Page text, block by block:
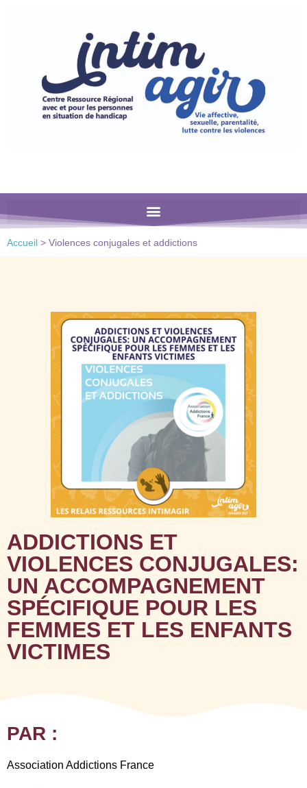
comprend
Accueil > Violences conjugales et addictions
ADDICTIONS ET
VIOLENCES CONJUGALES:
UN ACCOMPAGNEMENT
SPÉCIFIQUE POUR LES
FEMMES ET LES ENFANTS
VICTIMES
PAR :
Association Addictions France